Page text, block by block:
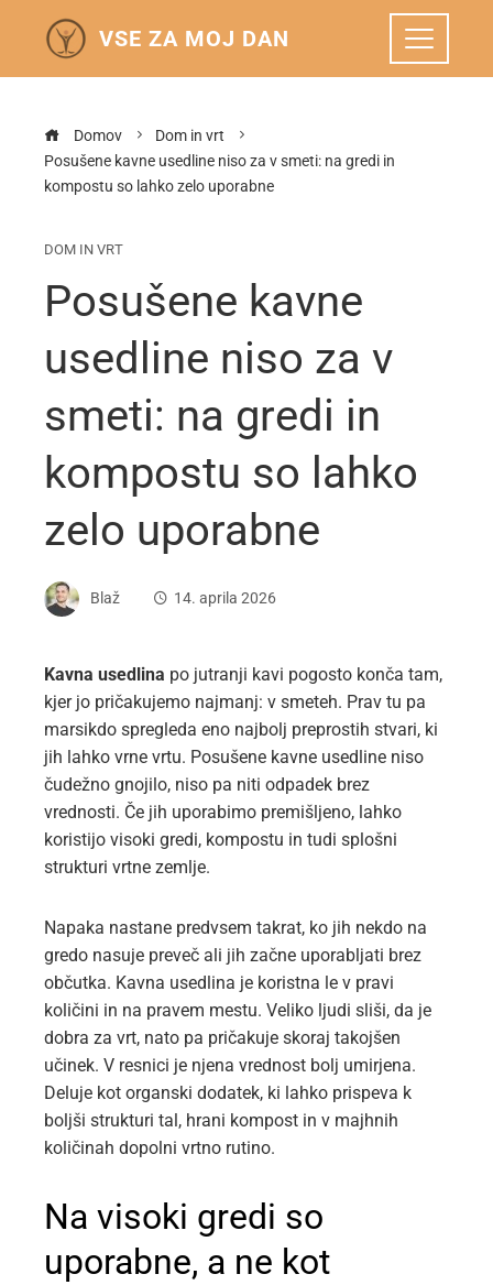
VSE ZA MOJ DAN
Domov
Dom in vrt
Posušene kavne usedline niso za v smeti: na gredi in
kompostu so lahko zelo uporabne
DOM IN VRT
Posušene kavne
usedline niso za v
smeti: na gredi in
kompostu so lahko
zelo uporabne
Blaž 14. aprila 2026
Kavna usedlina po jutranji kavi pogosto konča tam,
kjer jo pričakujemo najmanj: v smeteh. Prav tu pa
marsikdo spregleda eno najbolj preprostih stvari, ki
jih lahko vrne vrtu. Posušene kavne usedline niso
čudežno gnojilo, niso pa niti odpadek brez
vrednosti. Če jih uporabimo premišljeno, lahko
koristijo visoki gredi, kompostu in tudi splošni
strukturi vrtne zemlje.
Napaka nastane predvsem takrat, ko jih nekdo na
gredo nasuje preveč ali jih začne uporabljati brez
občutka. Kavna usedlina je koristna le v pravi
količini in na pravem mestu. Veliko ljudi sliši, da je
dobra za vrt, nato pa pričakuje skoraj takojšen
učinek. V resnici je njena vrednost bolj umirjena.
Deluje kot organski dodatek, ki lahko prispeva k
boljši strukturi tal, hrani kompost in v majhnih
količinah dopolni vrtno rutino.
Na visoki gredi so
uporabne, a ne kot